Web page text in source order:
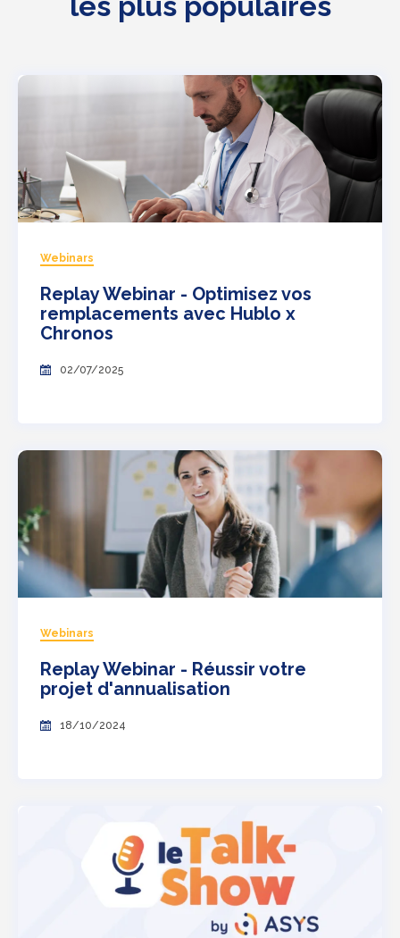
Webinars
Replay Webinar - Optimisez vos
remplacements avec Hublo x
Chronos
02/07/2025
Webinars
Replay Webinar - Réussir votre
projet d'annualisation
18/10/2024